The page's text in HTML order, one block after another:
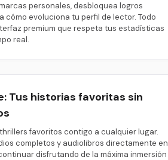
personales, desbloquea logros
cómo evoluciona tu perfil de lector. Todo
premium que respeta tus estadísticas
real.
Tus historias favoritas sin
favoritos contigo a cualquier lugar.
completos y audiolibros directamente en
disfrutando de la máxima inmersión